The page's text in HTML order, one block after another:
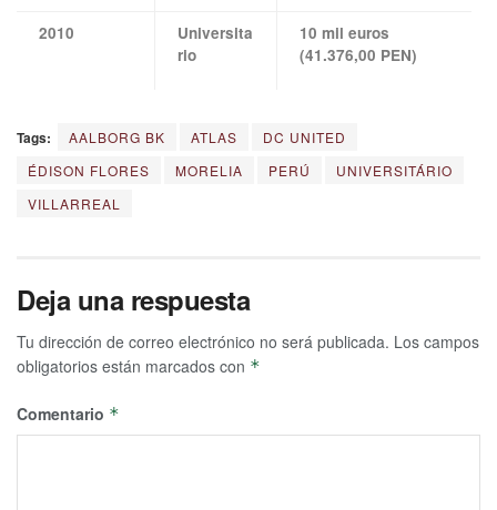
2010
Universita
rio
10 mil euros
(41.376,00 PEN)
Tags: AALBORG BK ATLAS
DC UNITED
ÉDISON FLORES
MORELIA PERÚ
UNIVERSITÁRIO
VILLARREAL
Deja una respuesta
Tu dirección de correo electrónico no será publicada. Los campos
obligatorios están marcados con *
Comentario *